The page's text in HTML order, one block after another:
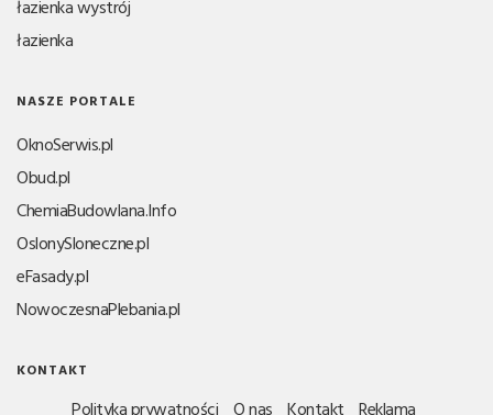
łazienka wystrój
łazienka
NASZE PORTALE
OknoSerwis.pl
Obud.pl
ChemiaBudowlana.Info
OslonySloneczne.pl
eFasady.pl
NowoczesnaPlebania.pl
KONTAKT
Polityka prywatności O nas Kontakt Reklama